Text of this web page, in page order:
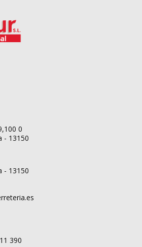
0
- 13150
- 13150
390